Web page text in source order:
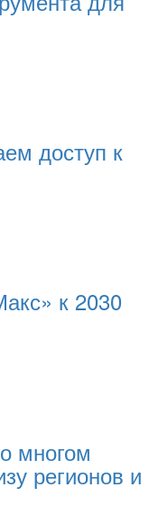
доступ к
к 2030
многом
регионов и